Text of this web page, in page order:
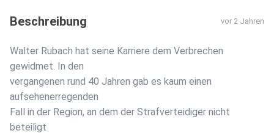
Beschreibung vor 2 Jahren
Walter Rubach hat seine Karriere dem Verbrechen
gewidmet. In den
vergangenen rund 40 Jahren gab es kaum einen
aufsehenerregenden
Fall in der Region, an dem der Strafverteidiger nicht
beteiligt